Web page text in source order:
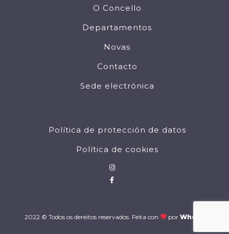
O Concello
Departamentos
Novas
Contacto
Sede electrónica
Política de protección de datos
Política de cookies
2022 © Todos os dereitos reservados. Feita con porWholia